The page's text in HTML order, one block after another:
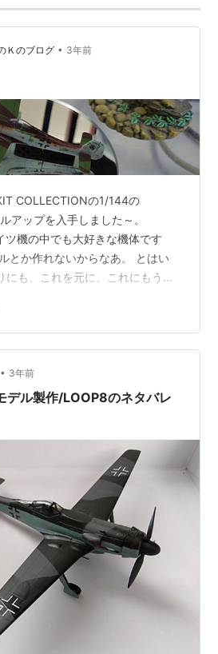
Ｋのブログ • 3年前
COLLECTIONの1/144の
アップを入手しました～。
ツ機の中でも大好きな機体です
とか作れないからなあ。 とはい
にも、これを元に、これにもう少
を追加して、FuG16のループアン
加して、あと、可能なら搭乗用の
っ付けたい。 それくらいは、きっ
う。 「Destiny2」、今週の「刃の
というか、「刃の道」が終わっ
• 3年前
デル製作/LOOP8のネタバレ